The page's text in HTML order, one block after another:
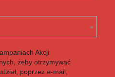
Akcji
żeby otrzymywać
poprzez e-mail,